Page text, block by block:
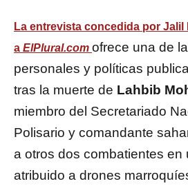
La entrevista concedida por Jalil
a ElPlural.com ofrece una de
personales y políticas
tras la muerte de Lahbib
miembro del Secretariado
Polisario y comandante
a otros dos combatientes en
atribuido a drones